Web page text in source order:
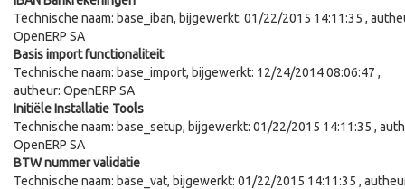
Technische naam: base_iban, bijgewerkt: 01/22/2015 14:11:35 ,
OpenERP SA
Basis import functionaliteit
Technische naam: base_import, bijgewerkt: 12/24/2014 08:06:47 ,
autheur: OpenERP SA
Initiële Installatie Tools
Technische naam: base_setup, bijgewerkt: 01/22/2015 14:11:35 ,
OpenERP SA
BTW nummer validatie
Technische naam: base_vat, bijgewerkt: 01/22/2015 14:11:35 ,